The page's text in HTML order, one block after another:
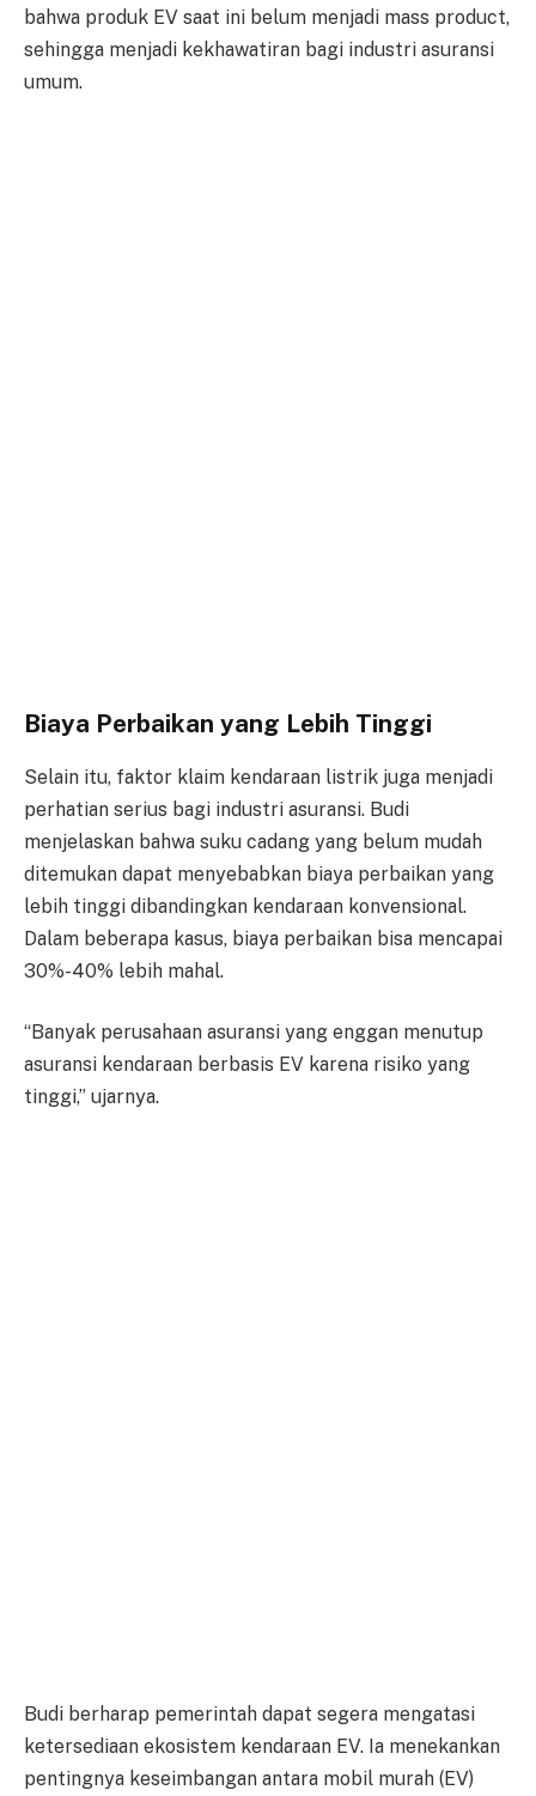
bahwa produk EV saat ini belum menjadi mass product,
sehingga menjadi kekhawatiran bagi industri asuransi
umum.
Biaya Perbaikan yang Lebih Tinggi
Selain itu, faktor klaim kendaraan listrik juga menjadi
perhatian serius bagi industri asuransi. Budi
menjelaskan bahwa suku cadang yang belum mudah
ditemukan dapat menyebabkan biaya perbaikan yang
lebih tinggi dibandingkan kendaraan konvensional.
Dalam beberapa kasus, biaya perbaikan bisa mencapai
30%-40% lebih mahal.
“Banyak perusahaan asuransi yang enggan menutup
asuransi kendaraan berbasis EV karena risiko yang
tinggi,” ujarnya.
Budi berharap pemerintah dapat segera mengatasi
ketersediaan ekosistem kendaraan EV. Ia menekankan
pentingnya keseimbangan antara mobil murah (EV)